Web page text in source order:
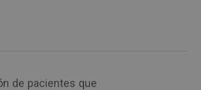
de pacientes que